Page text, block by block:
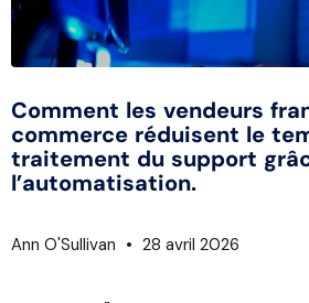
Comment les vendeurs
commerce réduisent le
traitement du support
l’automatisation.
Ann O'Sullivan 28 avril 2026